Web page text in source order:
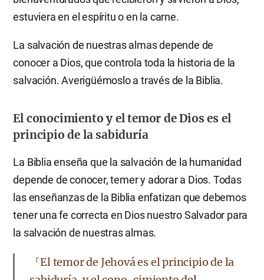
estuviera en el espíritu o en la carne.
La salvación de nuestras almas depende de
conocer a Dios, que controla toda la historia de la
salvación. Averigüémoslo a través de la Biblia.
El conocimiento y el temor de Dios es el
principio de la sabiduría
La Biblia enseña que la salvación de la humanidad
depende de conocer, temer y adorar a Dios. Todas
las enseñanzas de la Biblia enfatizan que debemos
tener una fe correcta en Dios nuestro Salvador para
la salvación de nuestras almas.
『El temor de Jehová es el principio de la